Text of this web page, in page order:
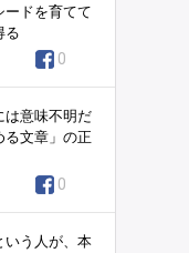
ードを育てて
る
0
は意味不明だ
る文章」の正
0
いう人が、本